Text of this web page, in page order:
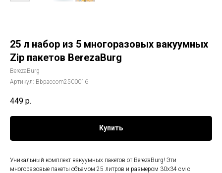
25 л набор из 5 многоразовых вакуумных
Zip пакетов BerezaBurg
BerezaBurg
Артикул: Bbpaccom2500016
449 р.
Купить
Уникальный комплект вакуумных пакетов от BerezaBurg! Эти
многоразовые пакеты объемом 25 литров и размером 30x34 см с